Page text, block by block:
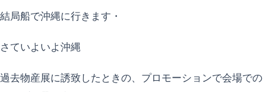
結局船で沖縄に行きます・
さていよいよ沖縄
過去物産展に誘致したときの、プロモーションで会場での